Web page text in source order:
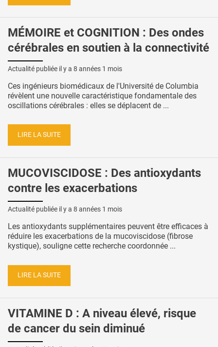
MÉMOIRE et COGNITION : Des ondes
cérébrales en soutien à la connectivité
Actualité publiée il y a 8 années 1 mois
Ces ingénieurs biomédicaux de l'Université de Columbia
révèlent une nouvelle caractéristique fondamentale des
oscillations cérébrales : elles se déplacent de ...
LIRE LA SUITE
MUCOVISCIDOSE : Des antioxydants
contre les exacerbations
Actualité publiée il y a 8 années 1 mois
Les antioxydants supplémentaires peuvent être efficaces à
réduire les exacerbations de la mucoviscidose (fibrose
kystique), souligne cette recherche coordonnée ...
LIRE LA SUITE
VITAMINE D : A niveau élevé, risque
de cancer du sein diminué